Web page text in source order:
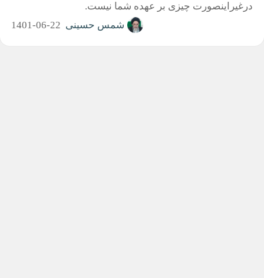
درغیراینصورت چیزی بر عهده شما نیست.
شمس حسینی 1401-06-22